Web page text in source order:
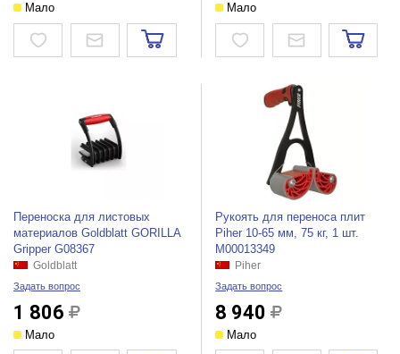
Мало Мало
Переноска для листовых
материалов Goldblatt GORILLA
Gripper G08367
Goldblatt
Задать вопрос
1 806
Мало
Рукоять для переноса плит
Piher 10-65 мм, 75 кг, 1 шт.
М00013349
Piher
Задать вопрос
8 940
Мало